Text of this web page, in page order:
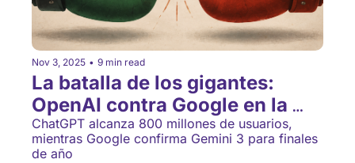
Nov 3, 2025 • 9 min read
La batalla de los gigantes:
OpenAI contra Google en la
carrera por dominar tu día a
día
ChatGPT alcanza 800 millones de usuarios,
mientras Google confirma Gemini 3 para finales
de año